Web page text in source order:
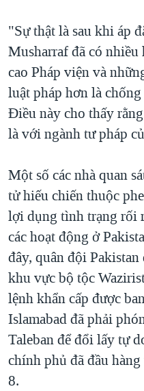
"Sự thật là sau khi áp
Musharraf đã có
cao Pháp viện và
luật pháp hơn là
Điều này cho thấy
là với ngành tư pháp
Một số các nhà quan
tử hiếu chiến thuộc
lợi dụng tình trạng rối
các hoạt động ở
đây, quân đội
khu vực bộ tộc
lệnh khẩn cấp được
Islamabad đã phải
Taleban để đổi lấy tự
chính phủ đã đầu
8.